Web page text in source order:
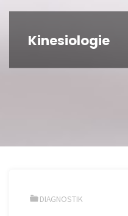
Kinesiologie
DIAGNOSTIK